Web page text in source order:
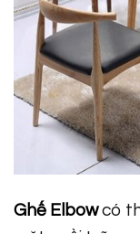
Ghế Elbow có